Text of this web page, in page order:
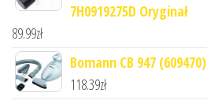
7H0919275D Oryginał
89.99zł
Bomann CB 947 (609470)
118.39zł